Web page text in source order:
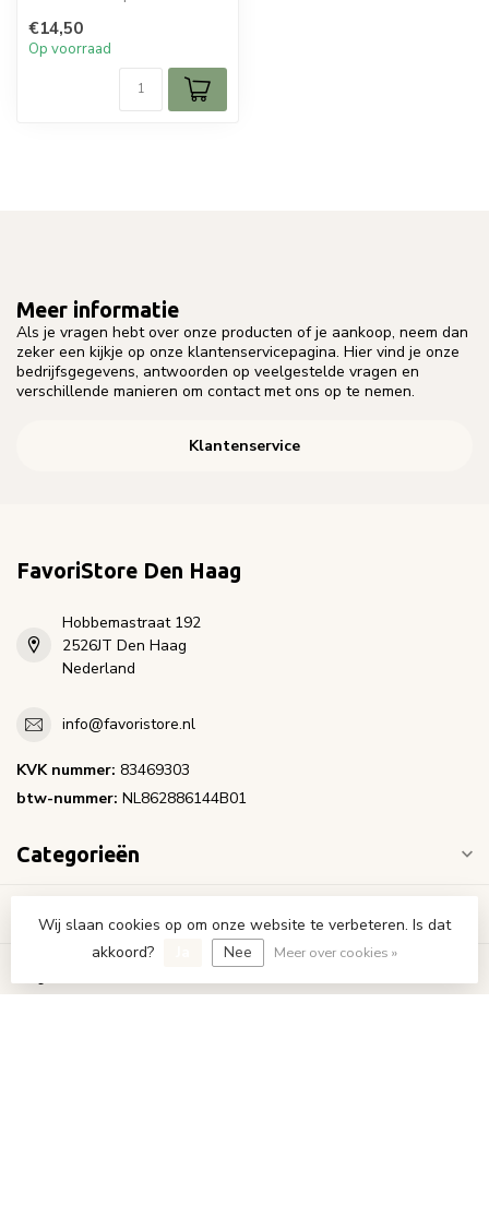
Per...
€14,50
Op voorraad
Meer informatie
Als je vragen hebt over onze producten of je aankoop, neem dan
zeker een kijkje op onze klantenservicepagina. Hier vind je onze
bedrijfsgegevens, antwoorden op veelgestelde vragen en
verschillende manieren om contact met ons op te nemen.
Klantenservice
FavoriStore Den Haag
Hobbemastraat 192
2526JT Den Haag
Nederland
info@favoristore.nl
KVK nummer: 83469303
btw-nummer: NL862886144B01
Categorieën
Informatie
Wij slaan cookies op om onze website te verbeteren. Is dat
akkoord?
Nee Meer over cookies »